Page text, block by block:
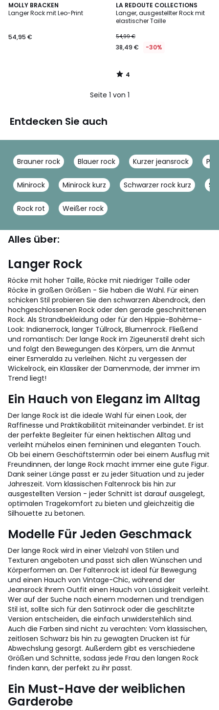
MOLLY BRACKEN
Langer Rock mit Leo-Print
54,95 €
LA REDOUTE COLLECTIONS
Langer, ausgestellter Rock mit
elastischer Taille
54,99 €
38,49 € -30%
4
/
5
4
/
Seite 1 von 1
Entdecken Sie auch
Brauner rock Blauer rock Kurzer jeansrock
Minirock Minirock kurz Schwarzer rock kurz
Rock rot Weißer rock
Alles über:
Langer Rock
Röcke mit hoher Taille, Röcke mit niedriger Taille oder
Röcke in großen Größen - Sie haben die Wahl. Für einen
schicken Stil probieren Sie den schwarzen Abendrock, den
hochgeschlossenen Rock oder den gerade geschnittenen
Rock. Als Strandbekleidung oder für den Hippie-Bohème-
Look: Indianerrock, langer Tüllrock, Blumenrock. Fließend
und romantisch: Der lange Rock im Zigeunerstil dreht sich
und folgt den Bewegungen des Körpers, um die Anmut
einer Esmeralda zu verleihen. Nicht zu vergessen der
Wickelrock, ein Klassiker der Damenmode, der immer im
Trend liegt!
Ein Hauch von Eleganz im Alltag
Der lange Rock ist die ideale Wahl für einen Look, der
Raffinesse und Praktikabilität miteinander verbindet. Er ist
der perfekte Begleiter für einen hektischen Alltag und
verleiht mühelos einen femininen und eleganten Touch.
Ob bei einem Geschäftstermin oder bei einem Ausflug mit
Freundinnen, der lange Rock macht immer eine gute Figur.
Dank seiner Länge passt er zu jeder Situation und zu jeder
Jahreszeit. Vom klassischen Faltenrock bis hin zur
ausgestellten Version - jeder Schnitt ist darauf ausgelegt,
optimalen Tragekomfort zu bieten und gleichzeitig die
Silhouette zu betonen.
Modelle Für Jeden Geschmack
Der lange Rock wird in einer Vielzahl von Stilen und
Texturen angeboten und passt sich allen Wünschen und
Körperformen an. Der Faltenrock ist ideal für Bewegung
und einen Hauch von Vintage-Chic, während der
Jeansrock Ihrem Outfit einen Hauch von Lässigkeit verleiht.
Wer auf der Suche nach einem modernen und trendigen
Stil ist, sollte sich für den Satinrock oder die geschlitzte
Version entscheiden, die einfach unwiderstehlich sind.
Auch die Farben sind nicht zu verachten: Vom klassischen,
zeitlosen Schwarz bis hin zu gewagten Drucken ist für
Abwechslung gesorgt. Außerdem gibt es verschiedene
Größen und Schnitte, sodass jede Frau den langen Rock
finden kann, der perfekt zu ihr passt.
Ein Must-Have der weiblichen
Garderobe